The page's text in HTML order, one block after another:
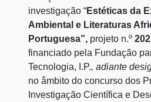
investigação “Estéticas da
Ambiental e Literaturas
Portuguesa”, projeto n.º
financiado pela Fundação
Tecnologia, I.P., adiante
no âmbito do concurso dos
Investigação Científica e